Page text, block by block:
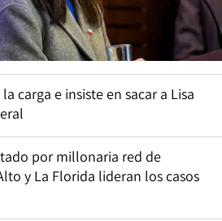
carga e insiste en sacar a Lisa
por millonaria red de
y La Florida lideran los casos